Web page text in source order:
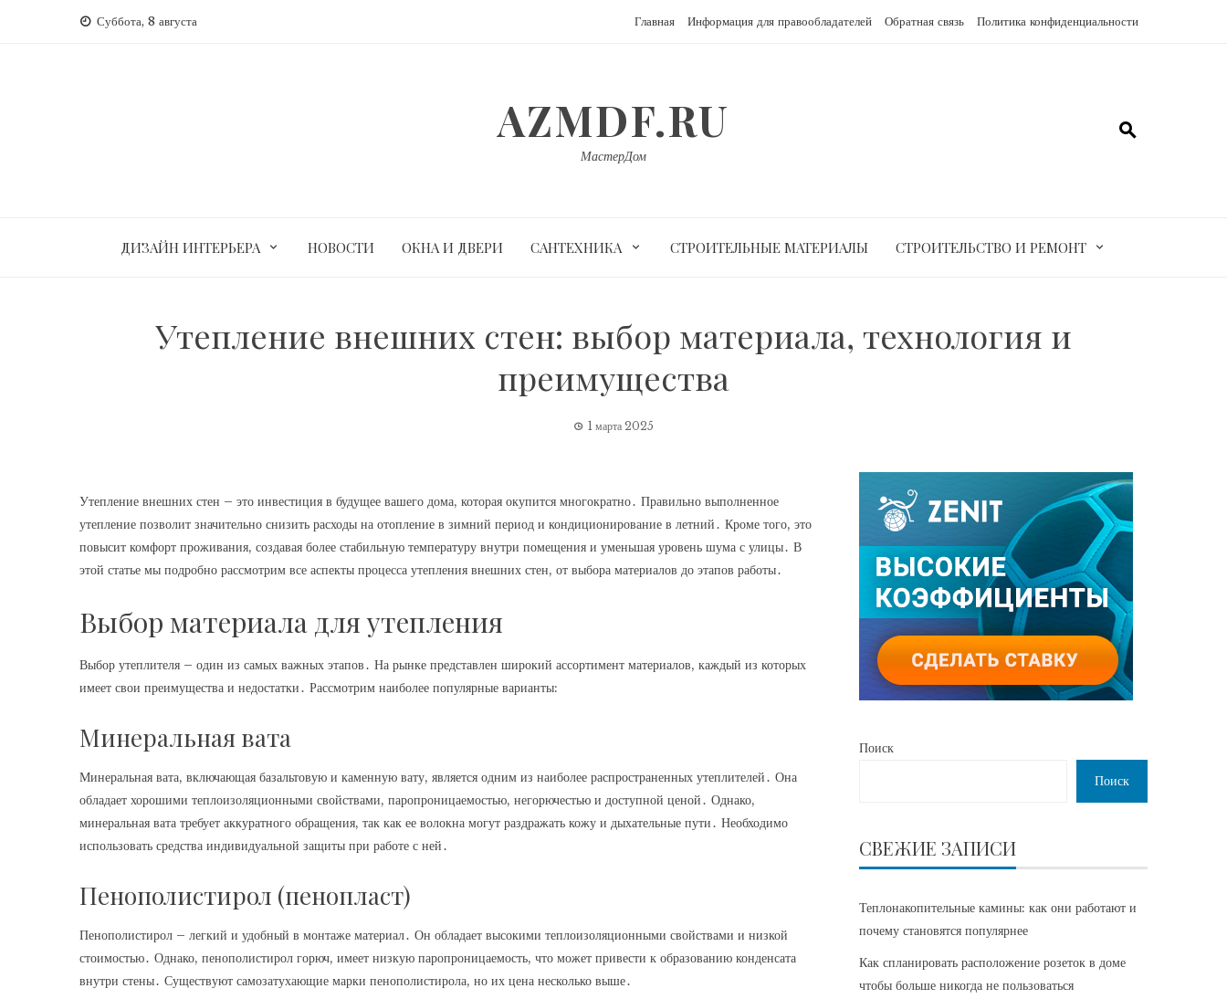
Суббота, 8 августа Главная Информация для правообладателей Обратная связь Политика конфиденциальности
AZMDF.RU
МастерДом
ДИЗАЙН ИНТЕРЬЕРА НОВОСТИ ОКНА И ДВЕРИ САНТЕХНИКА СТРОИТЕЛЬНЫЕ МАТЕРИАЛЫ СТРОИТЕЛЬСТВО И РЕМОНТ
Утепление внешних стен: выбор материала, технология и
преимущества
1 марта 2025
Утепление внешних стен – это инвестиция в будущее вашего дома, которая окупится многократно․ Правильно выполненное
утепление позволит значительно снизить расходы на отопление в зимний период и кондиционирование в летний․ Кроме того, это
повысит комфорт проживания, создавая более стабильную температуру внутри помещения и уменьшая уровень шума с улицы․ В
этой статье мы подробно рассмотрим все аспекты процесса утепления внешних стен, от выбора материалов до этапов работы․
Выбор материала для утепления
Выбор утеплителя – один из самых важных этапов․ На рынке представлен широкий ассортимент материалов, каждый из которых
имеет свои преимущества и недостатки․ Рассмотрим наиболее популярные варианты:
Минеральная вата
Минеральная вата, включающая базальтовую и каменную вату, является одним из наиболее распространенных утеплителей․ Она
обладает хорошими теплоизоляционными свойствами, паропроницаемостью, негорючестью и доступной ценой․ Однако,
минеральная вата требует аккуратного обращения, так как ее волокна могут раздражать кожу и дыхательные пути․ Необходимо
использовать средства индивидуальной защиты при работе с ней․
Пенополистирол (пенопласт)
Пенополистирол – легкий и удобный в монтаже материал․ Он обладает высокими теплоизоляционными свойствами и низкой
стоимостью․ Однако, пенополистирол горюч, имеет низкую паропроницаемость, что может привести к образованию конденсата
внутри стены․ Существуют самозатухающие марки пенополистирола, но их цена несколько выше․
Поиск
Поиск
СВЕЖИЕ ЗАПИСИ
Теплонакопительные камины: как они работают и
почему становятся популярнее
Как спланировать расположение розеток в доме
чтобы больше никогда не пользоваться